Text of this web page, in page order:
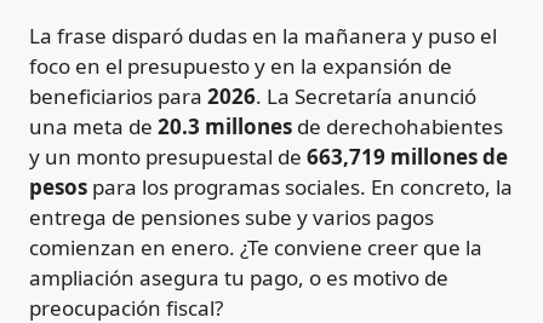
La frase disparó dudas en la mañanera y puso el
foco en el presupuesto y en la expansión de
beneficiarios para 2026. La Secretaría anunció
una meta de 20.3 millones de derechohabientes
y un monto presupuestal de 663,719 millones de
pesos para los programas sociales. En concreto, la
entrega de pensiones sube y varios pagos
comienzan en enero. ¿Te conviene creer que la
ampliación asegura tu pago, o es motivo de
preocupación fiscal?